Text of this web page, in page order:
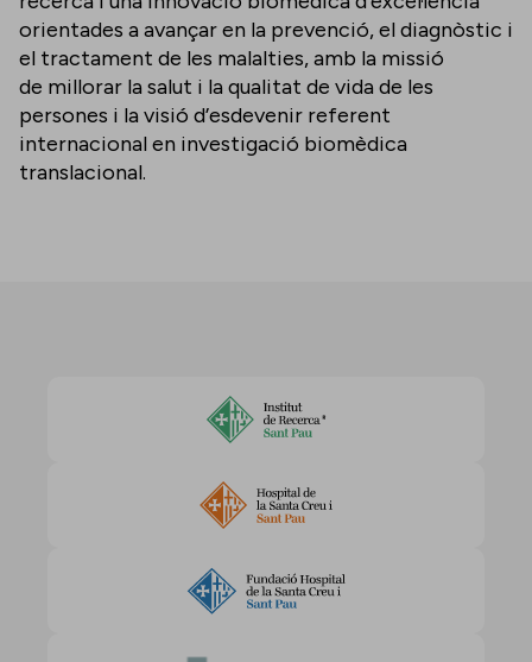
orientades a avançar en la prevenció, el diagnòstic i
el tractament de les malalties, amb la missió
de millorar la salut i la qualitat de vida de les
persones i la visió d’esdevenir referent
internacional en investigació biomèdica
translacional.